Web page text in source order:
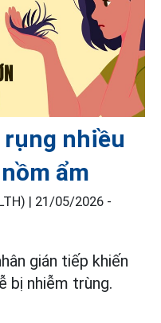
rụng nhiều
ẩm
| 21/05/2026 -
gián tiếp khiến
bị nhiễm trùng.